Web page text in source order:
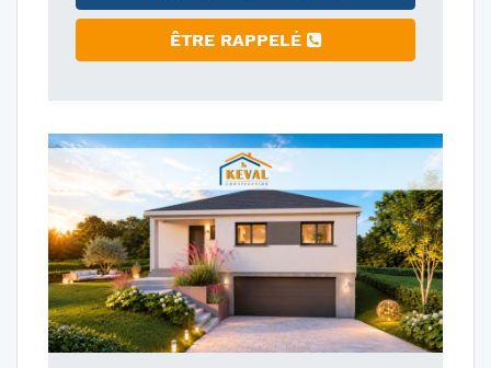
ÊTRE RAPPELÉ